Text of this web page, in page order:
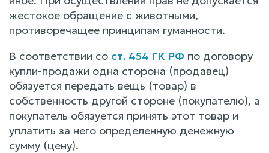
жестокое обращение с животными,
противоречащее принципам гуманности.
В соответствии со ст. 454 ГК РФ по договору
купли-продажи одна сторона (продавец)
обязуется передать вещь (товар) в
собственность другой стороне (покупателю), а
покупатель обязуется принять этот товар и
уплатить за него определенную денежную
сумму (цену).